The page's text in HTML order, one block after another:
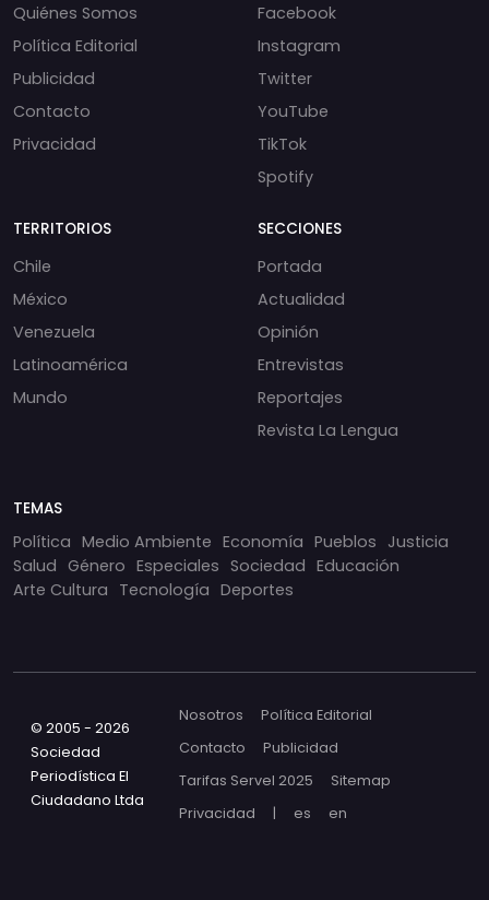
Quiénes Somos
Política Editorial
Publicidad
Contacto
Privacidad
Facebook
Instagram
Twitter
YouTube
TikTok
Spotify
TERRITORIOS
Chile
México
Venezuela
Latinoamérica
Mundo
SECCIONES
Portada
Actualidad
Opinión
Entrevistas
Reportajes
Revista La Lengua
TEMAS
Política Medio Ambiente Economía Pueblos Justicia
Salud Género Especiales Sociedad Educación
Arte Cultura Tecnología Deportes
© 2005 - 2026
Sociedad
Periodística El
Ciudadano Ltda
Nosotros
Política Editorial
Contacto
Publicidad
Tarifas Servel 2025
Sitemap
Privacidad
| es en